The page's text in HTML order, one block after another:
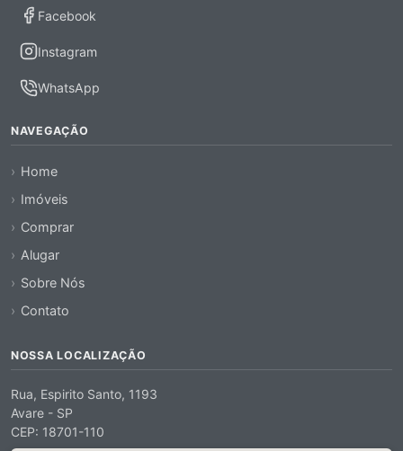
Facebook
Instagram
WhatsApp
NAVEGAÇÃO
Home
Imóveis
Comprar
Alugar
Sobre Nós
Contato
NOSSA LOCALIZAÇÃO
Rua, Espirito Santo, 1193
Avare - SP
CEP: 18701-110